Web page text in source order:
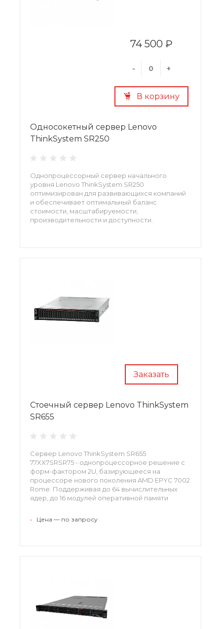
74 500 ₽
- +
В корзину
Односокетный сервер Lenovo
ThinkSystem SR250
Однопроцессорный сервер начального
уровня Lenovo ThinkSystem SR250
оптимизирован для развивающихся компаний
и обеспечивает оптимальный баланс
стоимости, масштабируемости,
производительности и доступности.
Заказать
Стоечный сервер Lenovo ThinkSystem
SR655
Сервер Lenovo ThinkSystem SR655
77XX7SRSR75 - однопроцессорное решение с
форм-фактором 2U, базирующееся на
процессоре нового поколения AMD EPYC 7002
Rome. Поддерживая до 64 вычислительных
ядер, до 16 модулей оперативной памяти
обеспечивает максимальную
• Цена — по запросу